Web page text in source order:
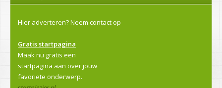
Hier adverteren?Neem contact op
Gratis startpagina
Maak nu gratis een
startpagina aan over jouw
favoriete onderwerp.